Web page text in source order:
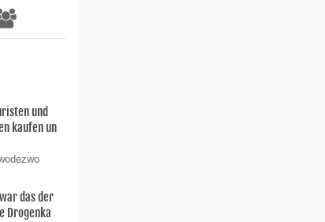
und
kaufen un
das der
Drogenka